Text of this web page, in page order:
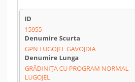
15955
GPN LUGOJEL GAVOJDIA
GRĂDINIȚA CU PROGRAM NORMAL
LUGOJEL